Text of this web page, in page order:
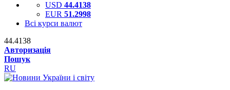
USD 44.4138
EUR 51.2998
Всі курси валют
44.4138
Авторизація
Пошук
RU